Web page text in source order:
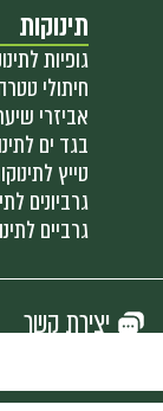
תינוקות
גופיות
חיתולי
אביזרי
בגד ים
טייץ
גרביונים
גרביים
יצירת קשר